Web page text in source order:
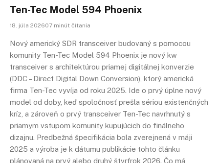
Ten-Tec Model 594 Phoenix
18. júla 202607 minút čítania
Nový americký SDR transceiver budovaný s pomocou
komunity Ten-Tec Model 594 Phoenix je nový kw
transceiver s architektúrou priamej digitálnej konverzie
(DDC – Direct Digital Down Conversion), ktorý americká
firma Ten-Tec vyvíja od roku 2025. Ide o prvý úplne nový
model od doby, keď spoločnosť prešla sériou existenčných
kríz, a zároveň o prvý transceiver Ten-Tec navrhnutý s
priamym vstupom komunity kupujúcich do finálneho
dizajnu. Predbežná špecifikácia bola zverejnená v máji
2025 a výroba je k dátumu publikácie tohto článku
plánovaná na prvý alebo druhý štvrťrok 2026. Čo má